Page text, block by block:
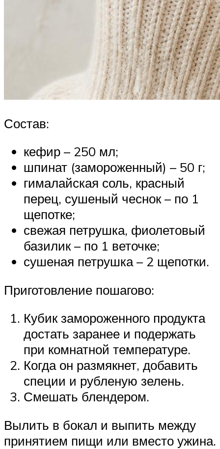
Состав:
кефир – 250 мл;
шпинат (замороженный) – 50 г;
гималайская соль, красный
перец, сушеный чеснок – по 1
щепотке;
свежая петрушка, фиолетовый
базилик – по 1 веточке;
сушеная петрушка – 2 щепотки.
Приготовление пошагово:
Кубик замороженного продукта
достать заранее и подержать
при комнатной температуре.
Когда он размякнет, добавить
специи и рубленую зелень.
Смешать блендером.
Вылить в бокал и выпить между
принятием пищи или вместо ужина.